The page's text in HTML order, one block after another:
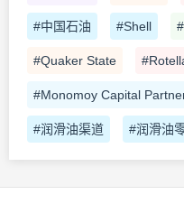
#中国石油 #Shell
#Quaker State
#Monomoy Capital
#润滑油渠道 #润滑油